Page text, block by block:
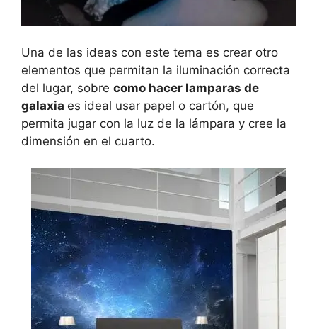
Una de las ideas con este tema es crear otro
elementos que permitan la iluminación correcta
del lugar, sobre como hacer lamparas de
galaxia es ideal usar papel o cartón, que
permita jugar con la luz de la lámpara y cree la
dimensión en el cuarto.